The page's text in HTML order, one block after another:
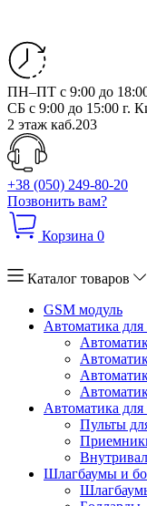
ПН–ПТ с 9:00 до
СБ с 9:00 до 15:00 г.
2 этаж каб.203
+38 (050) 249-80-20
Позвонить вам?
Корзина 0
Каталог товаров
GSM модуль
Автоматика для
Автоматика для
Пульты
Шлагбаумы и